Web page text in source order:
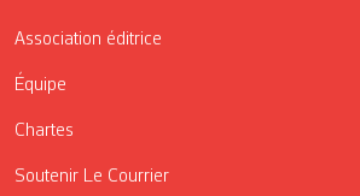
Association éditrice
Équipe
Chartes
Soutenir Le Courrier